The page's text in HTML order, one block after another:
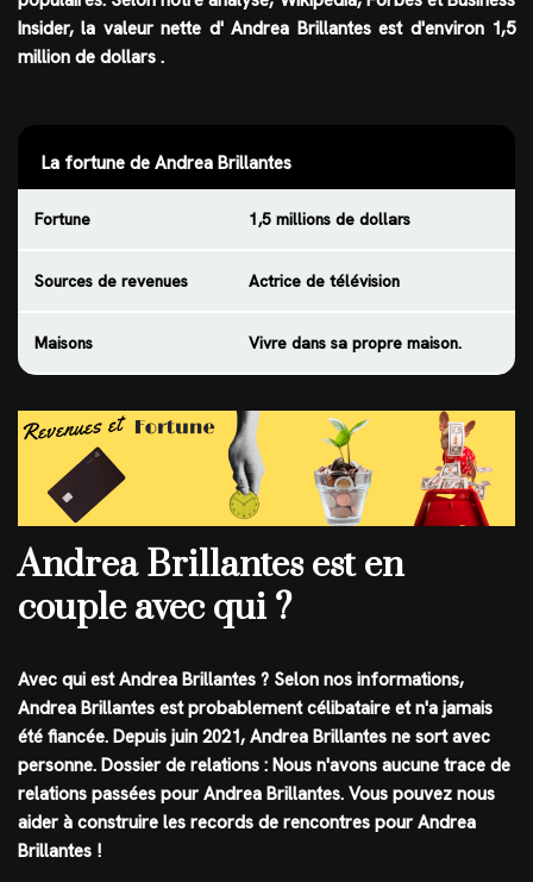
Insider, la valeur nette d'Andrea Brillantes est d'environ 1,5
million de dollars .
La fortune de Andrea Brillantes
Fortune 1,5 millions de dollars
Sources de revenues Actrice de télévision
Maisons Vivre dans sa propre maison.
Andrea Brillantes est en
couple avec qui ?
Avec qui est Andrea Brillantes ? Selon nos informations,
Andrea Brillantes est probablement célibataire et n'a jamais
été fiancée. Depuis juin 2021, Andrea Brillantes ne sort avec
personne. Dossier de relations : Nous n'avons aucune trace de
relations passées pour Andrea Brillantes. Vous pouvez nous
aider à construire les records de rencontres pour Andrea
Brillantes !